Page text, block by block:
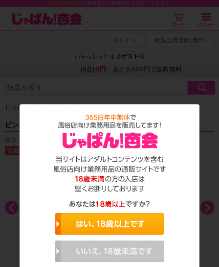
365日年中無休で風俗店向け業務用品を販売してます！
ログイン 新規会員登録 ( 無料 )
いらっしゃいませ ゲスト様
(0点) 0円 あと 9,800円 で送料無料
じゃぱん商会
ピンポイントスティック
商品コード：T_1187